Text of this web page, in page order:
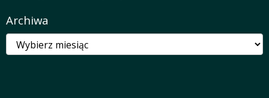
Archiwa
Archiwa